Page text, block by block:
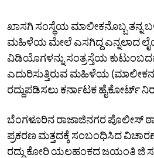
ಖಾಸಗಿ ಸಂಸ್ಥೆಯ ಮಾಲೀಕನೊಬ್ಬ ತನ್ನ
ಮಹಿಳೆಯ ಮೇಲೆ ಎಸಗಿದ್ದ ಎನ್ನಲಾದ
ವಿಡಿಯೊಗಳನ್ನು ಸಂತ್ರಸ್ತೆಯ
ಎದುರಿಸುತ್ತಿರುವ ಮಹಿಳೆಯ
ರದ್ದುಪಡಿಸಲು ಕರ್ನಾಟಕ ಹೈಕೋರ್ಟ್
ಬೆಂಗಳೂರಿನ ರಾಜಾಜಿನಗರ ಪೊಲೀಸ್
ಪ್ರಕರಣ ಮತ್ತದಕ್ಕೆ ಸಂಬಂಧಿಸಿದ
ರದ್ದು‌ ಕೋರಿ ಯಲಹಂಕದ ಜಯಂತಿ ಜಿ